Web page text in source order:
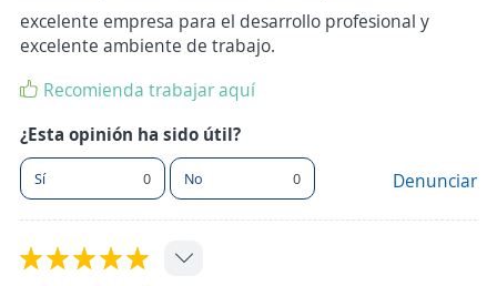
excelente empresa para el desarrollo profesional y
excelente ambiente de trabajo.
Recomienda trabajar aquí
¿Esta opinión ha sido útil?
Sí 0 No 0 Denunciar